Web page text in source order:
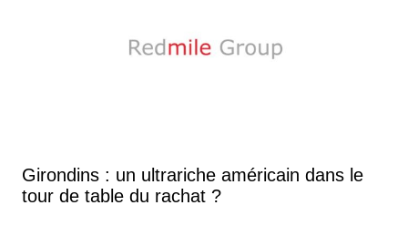
Girondins : un ultrariche américain dans le
tour de table du rachat ?